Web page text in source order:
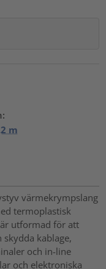
m
värmekrympslang
termoplastisk
utformad för att
skydda kablage,
och in-line
och elektroniska